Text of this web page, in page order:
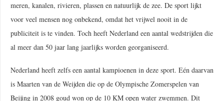
meren, kanalen, rivieren, plassen en natuurlijk de zee. De sport lijkt
voor veel mensen nog onbekend, omdat het vrijwel nooit in de
publiciteit is te vinden. Toch heeft Nederland een aantal wedstrijden die
al meer dan 50 jaar lang jaarlijks worden georganiseerd.
Nederland heeft zelfs een aantal kampioenen in deze sport. Eén daarvan
is Maarten van de Weijden die op de Olympische Zomerspelen van
Beijing in 2008 goud won op de 10 KM open water zwemmen. Dit